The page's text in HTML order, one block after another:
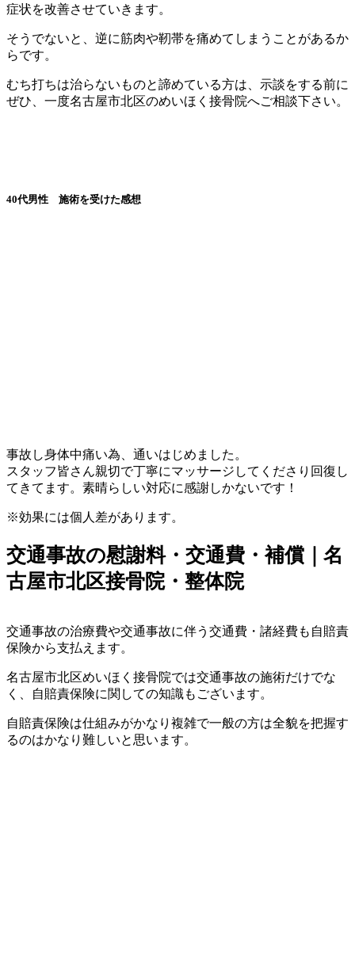
症状を改善させていきます。
そうでないと、逆に筋肉や靭帯を痛めてしまうことがあるか
らです。
むち打ちは治らないものと諦めている方は、示談をする前に
ぜひ、一度名古屋市北区のめいほく接骨院へご相談下さい。
40代男性 施術を受けた感想
事故し身体中痛い為、通いはじめました。
スタッフ皆さん親切で丁寧にマッサージしてくださり回復し
てきてます。素晴らしい対応に感謝しかないです！
※効果には個人差があります。
交通事故の慰謝料・交通費・補償｜名
古屋市北区接骨院・整体院
交通事故の治療費や交通事故に伴う交通費・諸経費も自賠責
保険から支払えます。
名古屋市北区めいほく接骨院では交通事故の施術だけでな
く、自賠責保険に関しての知識もございます。
自賠責保険は仕組みがかなり複雑で一般の方は全貌を把握す
るのはかなり難しいと思います。